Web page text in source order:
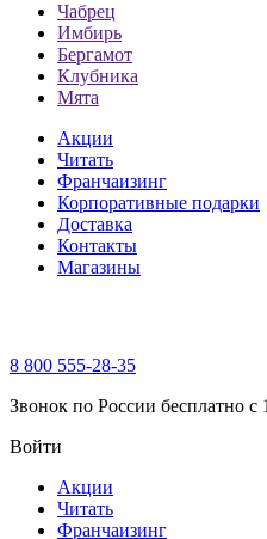
Чабрец
Имбирь
Бергамот
Клубника
Мята
Акции
Читать
Франчаизинг
Корпоративные подарки
Доставка
Контакты
Магазины
8 800 555-28-35
Звонок по России бесплатно c
Войти
Акции
Читать
Франчаизинг